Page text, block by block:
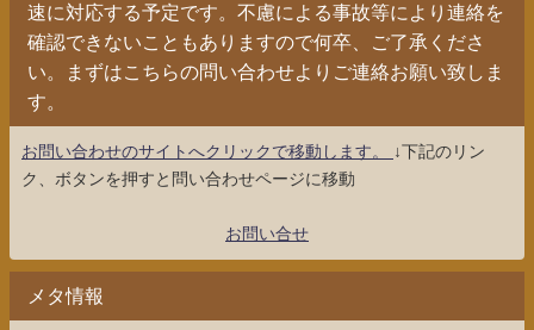
速に対応する予定です。不慮による事故等により連絡を
確認できないこともありますので何卒、ご了承くださ
い。まずはこちらの問い合わせよりご連絡お願い致しま
す。
お問い合わせのサイトへクリックで移動します。
↓下記のリン
ク、ボタンを押すと問い合わせページに移動
お問い合せ
メタ情報